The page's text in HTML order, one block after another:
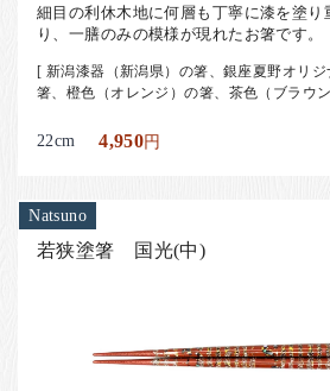
細目の利休木地に何層も丁寧に漆を塗り
り、一膳のみの模様が現れたお箸です。
[ 新潟漆器（新潟県）の箸、銀座夏野オリ
箸、橙色（オレンジ）の箸、茶色（ブラウ
22cm 4,950円
Natsuno
若狭塗箸 国光(中)